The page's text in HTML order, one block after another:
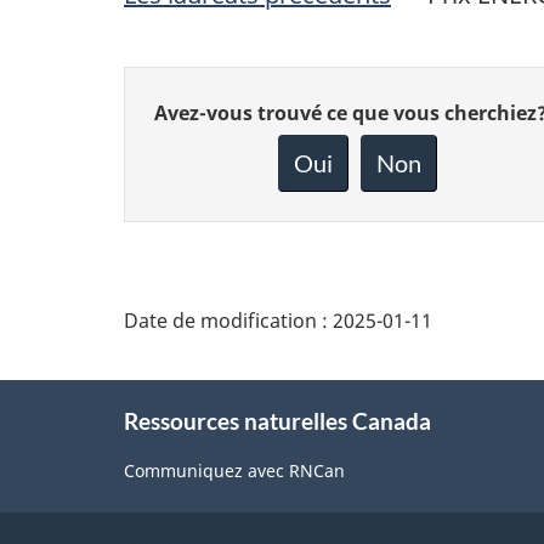
Donnez
Avez-vous trouvé ce que vous
Oui Non
Date de modification : 2025-01-11
Ressources naturelles Canada
Communiquez avec RNCan